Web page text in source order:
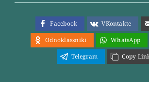
Facebook VKontakte
Odnoklassniki
WhatsApp
Telegram
Copy